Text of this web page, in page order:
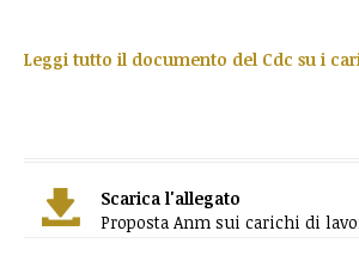
Leggi tutto il documento del Cdc su i
Scarica l'allegato
Proposta Anm sui carichi di